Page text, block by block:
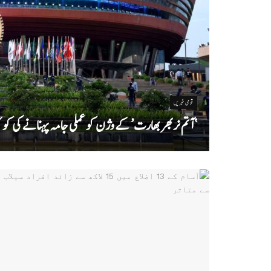
قومی خبریں
‘ آتم نربھر بھارت’ کے وژن کو عملی جامہ پہنانے